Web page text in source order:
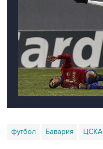
футбол Бавария ЦСКА